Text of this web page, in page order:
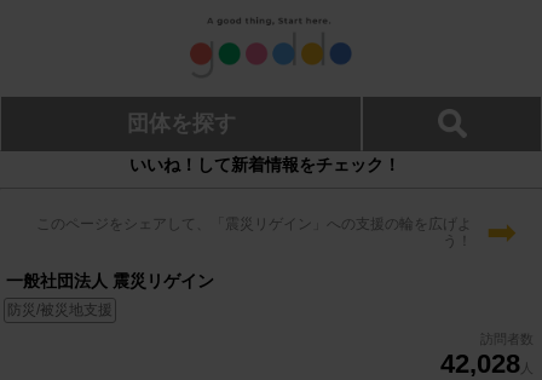
団体を探す
いいね！して新着情報をチェック！
このページをシェアして、「震災リゲイン」への支援の輪を広げよ
う！
➡
一般社団法人 震災リゲイン
防災/被災地支援
訪問者数
42,028 人